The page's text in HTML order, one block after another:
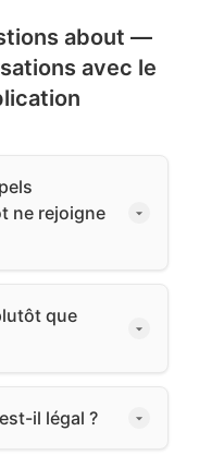
about —
avec le
ne rejoigne
que
il légal ?